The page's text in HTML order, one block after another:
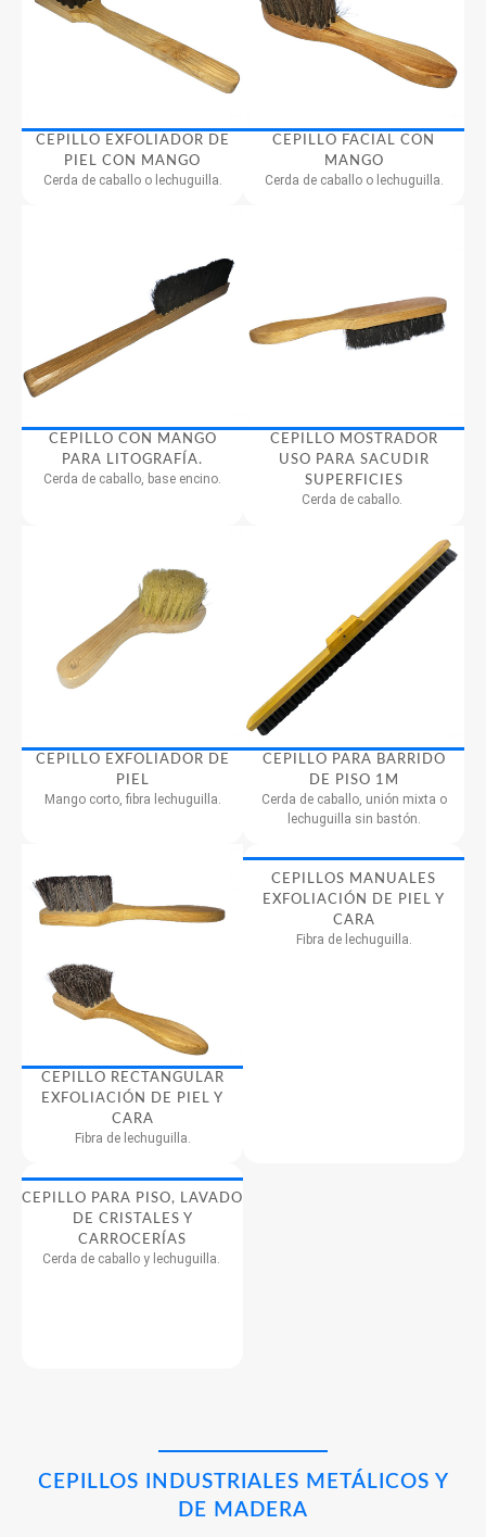
CEPILLO EXFOLIADOR DE
PIEL CON MANGO
Cerda de caballo o lechuguilla.
CEPILLO FACIAL CON
MANGO
Cerda de caballo o lechuguilla.
CEPILLO CON MANGO
PARA LITOGRAFÍA.
Cerda de caballo, base encino.
CEPILLO MOSTRADOR
USO PARA SACUDIR
SUPERFICIES
Cerda de caballo.
CEPILLO EXFOLIADOR DE
PIEL
Mango corto, fibra lechuguilla.
CEPILLO PARA BARRIDO
DE PISO 1M
Cerda de caballo, unión mixta o
lechuguilla sin bastón.
CEPILLO RECTANGULAR
EXFOLIACIÓN DE PIEL Y
CARA
Fibra de lechuguilla.
CEPILLOS MANUALES
EXFOLIACIÓN DE PIEL Y
CARA
Fibra de lechuguilla.
CEPILLO PARA PISO, LAVADO
DE CRISTALES Y
CARROCERÍAS
Cerda de caballo y lechuguilla.
CEPILLOS INDUSTRIALES METÁLICOS Y
DE MADERA